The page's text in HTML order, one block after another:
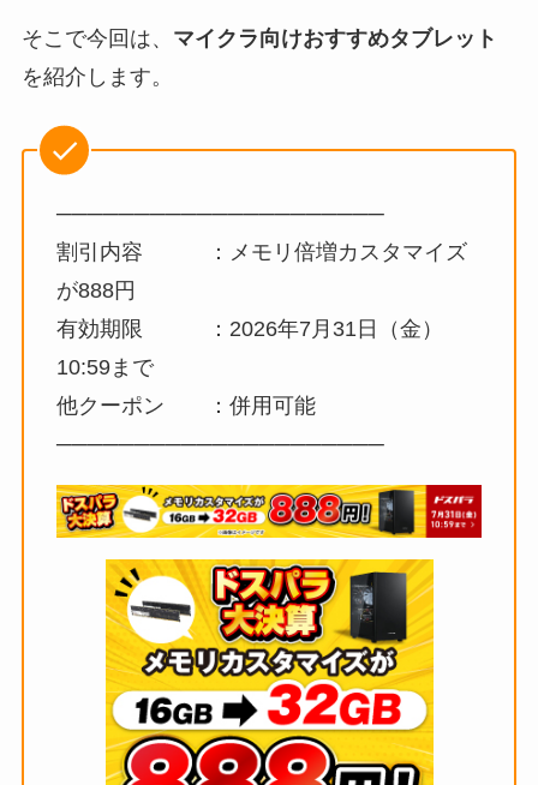
そこで今回は、 マイクラ向けおすすめタブレット
を紹介します。
─────────────────────
割引内容 ：メモリ倍増カスタマイズ
が888円
有効期限 ：2026年7月31日（金）
10:59まで
他クーポン ：併用可能
─────────────────────